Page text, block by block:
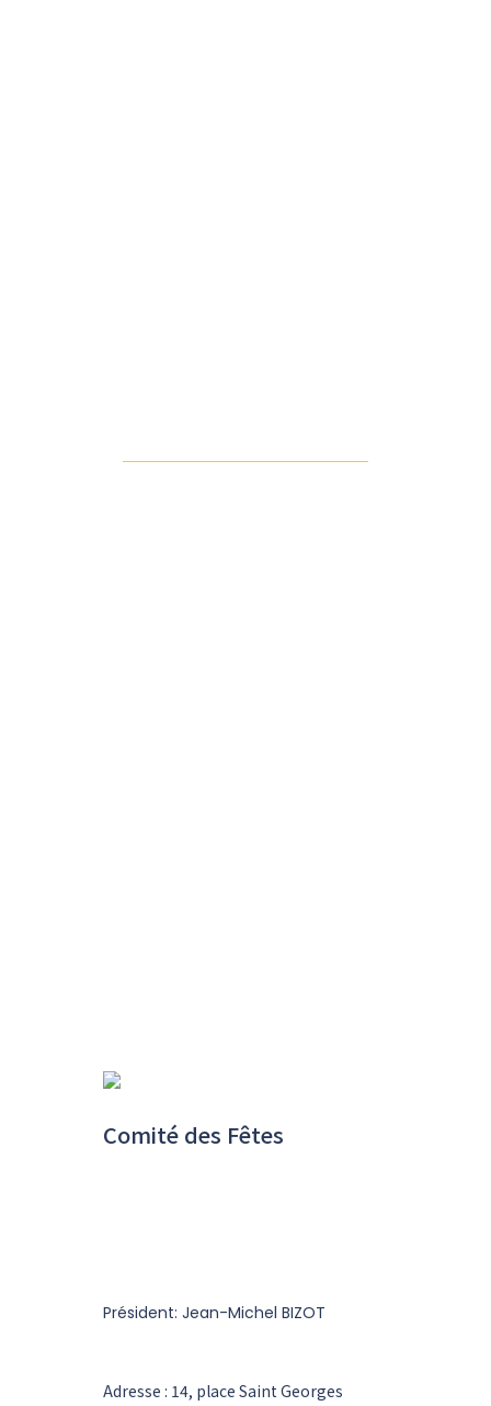
Comité des Fêtes
Président: Jean-Michel BIZOT
Adresse : 14, place Saint Georges